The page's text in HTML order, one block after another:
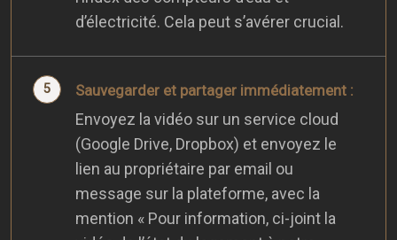
d’électricité. Cela peut s’avérer crucial.
Sauvegarder et partager immédiatement :
Envoyez la vidéo sur un service cloud
(Google Drive, Dropbox) et envoyez le
lien au propriétaire par email ou
message sur la plateforme, avec la
mention « Pour information, ci-joint la